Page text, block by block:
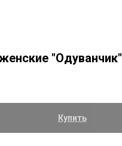
"Одуванчик"
Купить